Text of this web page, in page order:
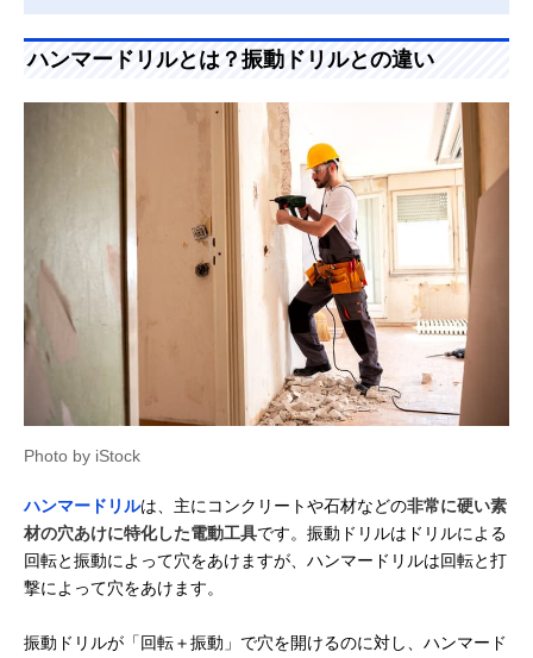
ハンマードリルとは？振動ドリルとの違い
Photo by iStock
ハンマードリルは、主にコンクリートや石材などの非常に硬い素
材の穴あけに特化した電動工具です。振動ドリルはドリルによる
回転と振動によって穴をあけますが、ハンマードリルは回転と打
撃によって穴をあけます。
振動ドリルが「回転＋振動」で穴を開けるのに対し、ハンマード